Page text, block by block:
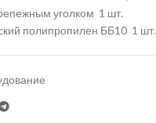
уголком 1 шт.
полипропилен ББ10 1 шт.